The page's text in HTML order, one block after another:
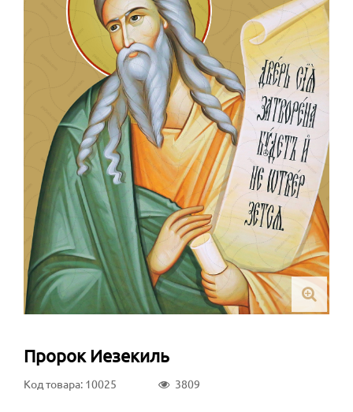
Пророк Иезекиль
Код товара: 10025 3809